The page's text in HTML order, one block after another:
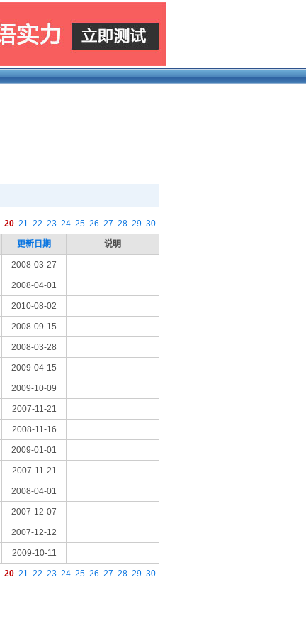
20 21 22 23 24 25 26 27 28 29 30
更新日期 说明
2008-03-27
2008-04-01
2010-08-02
2008-09-15
2008-03-28
2009-04-15
2009-10-09
2007-11-21
2008-11-16
2009-01-01
2007-11-21
2008-04-01
2007-12-07
2007-12-12
2009-10-11
20 21 22 23 24 25 26 27 28 29 30